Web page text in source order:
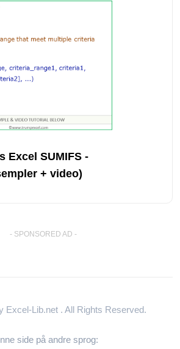
Excel SUMIFS -
+ video)
- SPONSORED AD -
Excel-Lib.net . All Rights Reserved.
side på andre sprog: